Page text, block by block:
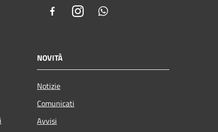
FacebookInstagram
NOVITÀ
Notizie
Comunicati
Avvisi